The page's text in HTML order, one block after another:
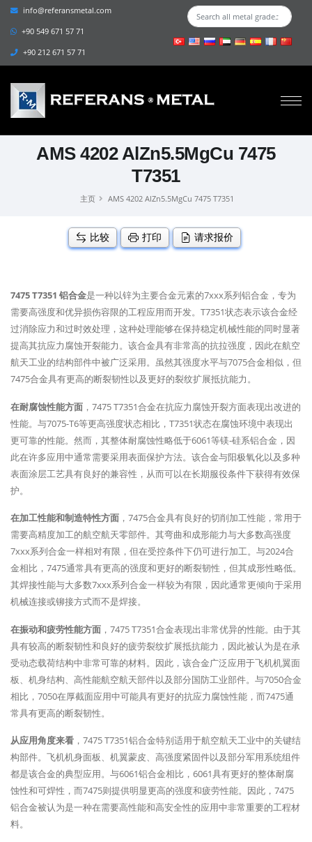
info@referansmetal.com
+90 549 671 57 71
+90 212 671 57 71
AMS 4202 AlZn5.5MgCu 7475
T7351
主页 AMS 4202 AlZn5.5MgCu 7475 T7351
比较 打印 请求报价
7475 T7351 铝合金是一种以锌为主要合金元素的7xxx系列铝合金，专为
需要高强度和优异损伤容限的工程应用而开发。T7351状态表示该合金经
过消除应力和过时效处理，这种处理能够在保持稳定机械性能的同时显著
提高其抗应力腐蚀开裂能力。该合金具有非常高的抗拉强度，因此在航空
航天工业的结构部件中被广泛采用。虽然其强度水平与7075合金相似，但
7475合金具有更高的断裂韧性以及更好的裂纹扩展抵抗能力。
在耐腐蚀性能方面 ，7475 T7351合金在抗应力腐蚀开裂方面表现出改进的
性能。与7075-T6等更高强度状态相比，T7351状态在腐蚀环境中表现出
更可靠的性能。然而，其整体耐腐蚀性略低于6061等镁-硅系铝合金，因
此在许多应用中通常需要采用表面保护方法。该合金与阳极氧化以及多种
表面涂层工艺具有良好的兼容性，从而可以在长期服役条件下获得有效保
护。
在加工性能和制造特性方面 ，7475合金具有良好的切削加工性能，常用于
需要高精度加工的航空航天零部件。其弯曲和成形能力与大多数高强度
7xxx系列合金一样相对有限，但在受控条件下仍可进行加工。与2024合
金相比，7475通常具有更高的强度和更好的断裂韧性，但其成形性略低。
其焊接性能与大多数7xxx系列合金一样较为有限，因此通常更倾向于采用
机械连接或铆接方式而不是焊接。
在振动和疲劳性能方面 ，7475 T7351合金表现出非常优异的性能。由于其
具有较高的断裂韧性和良好的疲劳裂纹扩展抵抗能力，因此被认为是在承
受动态载荷结构中非常可靠的材料。因此，该合金广泛应用于飞机机翼面
板、机身结构、高性能航空航天部件以及部分国防工业部件。与7050合金
相比，7050在厚截面应用中可能具有更好的抗应力腐蚀性能，而7475通
常具有更高的断裂韧性。
从应用角度来看 ，7475 T7351铝合金特别适用于航空航天工业中的关键结
构部件。飞机机身面板、机翼蒙皮、高强度紧固件以及部分军用系统组件
都是该合金的典型应用。与6061铝合金相比，6061具有更好的整体耐腐
蚀性和可焊性，而7475则提供明显更高的强度和疲劳性能。因此，7475
铝合金被认为是一种在需要高性能和高安全性的应用中非常重要的工程材
料。